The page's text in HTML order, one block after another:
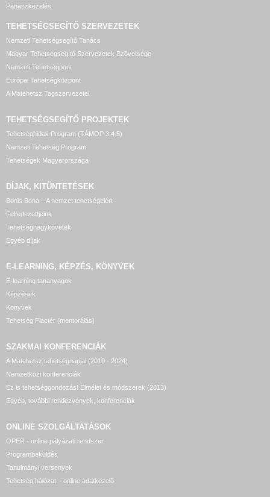
Panaszkezelés
TEHETSÉGSEGÍTŐ SZERVEZETEK
Nemzeti Tehetségsegítő Tanács
Magyar Tehetségsegítő Szervezetek Szövetsége
Nemzeti Tehetségpont
Európai Tehetségközpont
A Matehetsz Tagszervezetei
TEHETSÉGSEGÍTŐ PROJEKTEK
Tehetséghidak Program (TÁMOP 3.4.5)
Nemzeti Tehetség Program
Tehetségek Magyarországa
DÍJAK, KITÜNTETÉSEK
Bonis Bona – A nemzet tehetségeiért
Felfedezettjeink
Tehetségnagykövetek
Egyéb díjak
E-LEARNING, KÉPZÉS, KÖNYVEK
E-learning tananyagok
Képzések
Könyvek
Tehetség Piactér (mentorálás)
SZAKMAI KONFERENCIÁK
A Matehetsz tehetségnapjai (2010 - 2024)
Nemzetközi konferenciák
Ez is tehetséggondozás! Elmélet és módszerek (2013)
Egyéb, további rendezvények, konferenciák
ONLINE SZOLGÁLTATÁSOK
OPER - online pályázati rendszer
Programbeküldés
Tanulmányi versenyek
Tehetség hálózat – online adatkezelő